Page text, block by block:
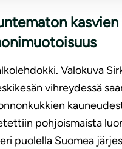
kasvien
Valokuva
vihreydessä
pohjoismaista
puolella Suomea